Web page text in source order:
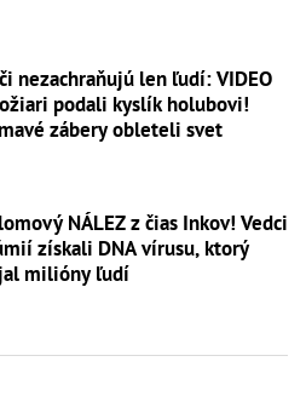
nezachraňujú len ľudí: VIDEO
podali kyslík holubovi!
zábery obleteli svet
NÁLEZ z čias Inkov! Vedci
získali DNA vírusu, ktorý
milióny ľudí